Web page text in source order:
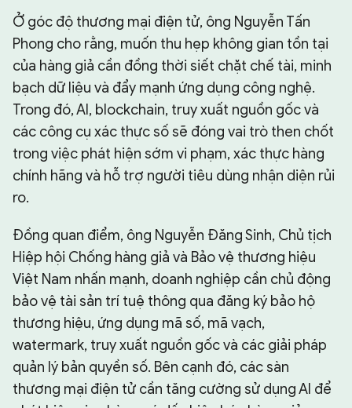
Ở góc độ thương mại điện tử, ông Nguyễn Tấn
Phong cho rằng, muốn thu hẹp không gian tồn tại
của hàng giả cần đồng thời siết chặt chế tài, minh
bạch dữ liệu và đẩy mạnh ứng dụng công nghệ.
Trong đó, AI, blockchain, truy xuất nguồn gốc và
các công cụ xác thực số sẽ đóng vai trò then chốt
trong việc phát hiện sớm vi phạm, xác thực hàng
chính hãng và hỗ trợ người tiêu dùng nhận diện rủi
ro.
Đồng quan điểm, ông Nguyễn Đăng Sinh, Chủ tịch
Hiệp hội Chống hàng giả và Bảo vệ thương hiệu
Việt Nam nhấn mạnh, doanh nghiệp cần chủ động
bảo vệ tài sản trí tuệ thông qua đăng ký bảo hộ
thương hiệu, ứng dụng mã số, mã vạch,
watermark, truy xuất nguồn gốc và các giải pháp
quản lý bản quyền số. Bên cạnh đó, các sàn
thương mại điện tử cần tăng cường sử dụng AI để